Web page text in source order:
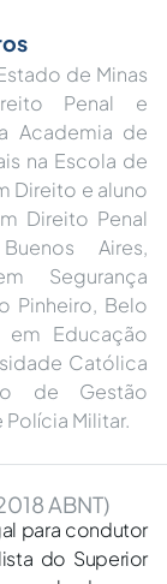
de Minas
Penal e
Academia de
na Escola de
Direito e aluno
Direito Penal
Aires,
Segurança
Pinheiro, Belo
em Educação
Católica
de Gestão
Militar.
ABNT)
para condutor
do Superior